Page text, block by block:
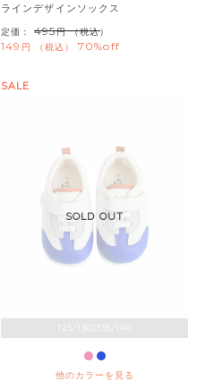
ラインデザインソックス
定価： 495 （税込）
149 税込 70%off
125/130/135/140
他のカラーを見る
SOLD OUT
SALE